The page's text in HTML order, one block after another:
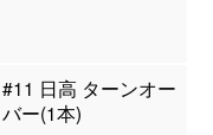
#11 日高 ターンオー
バー(1本)